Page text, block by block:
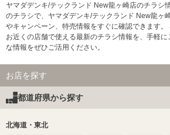
ヤマダデンキ/テックランド New龍ヶ崎店のチラシ
のチラシで、ヤマダデンキ/テックランド New龍ヶ
やキャンペーン、特売情報をすぐに確認できます
お近くの店舗で使える最新のチラシ情報を、手軽
な情報をぜひご活用ください。
お店を探す
都道府県から探す
北海道・東北